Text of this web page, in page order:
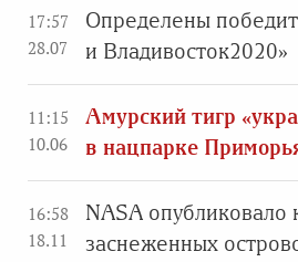
17:57
28.07
Определены
и Владивосток2020»
11:15
10.06
Амурский тигр
в нацпарке
16:58
18.11
NASA опубликовало
заснеженных